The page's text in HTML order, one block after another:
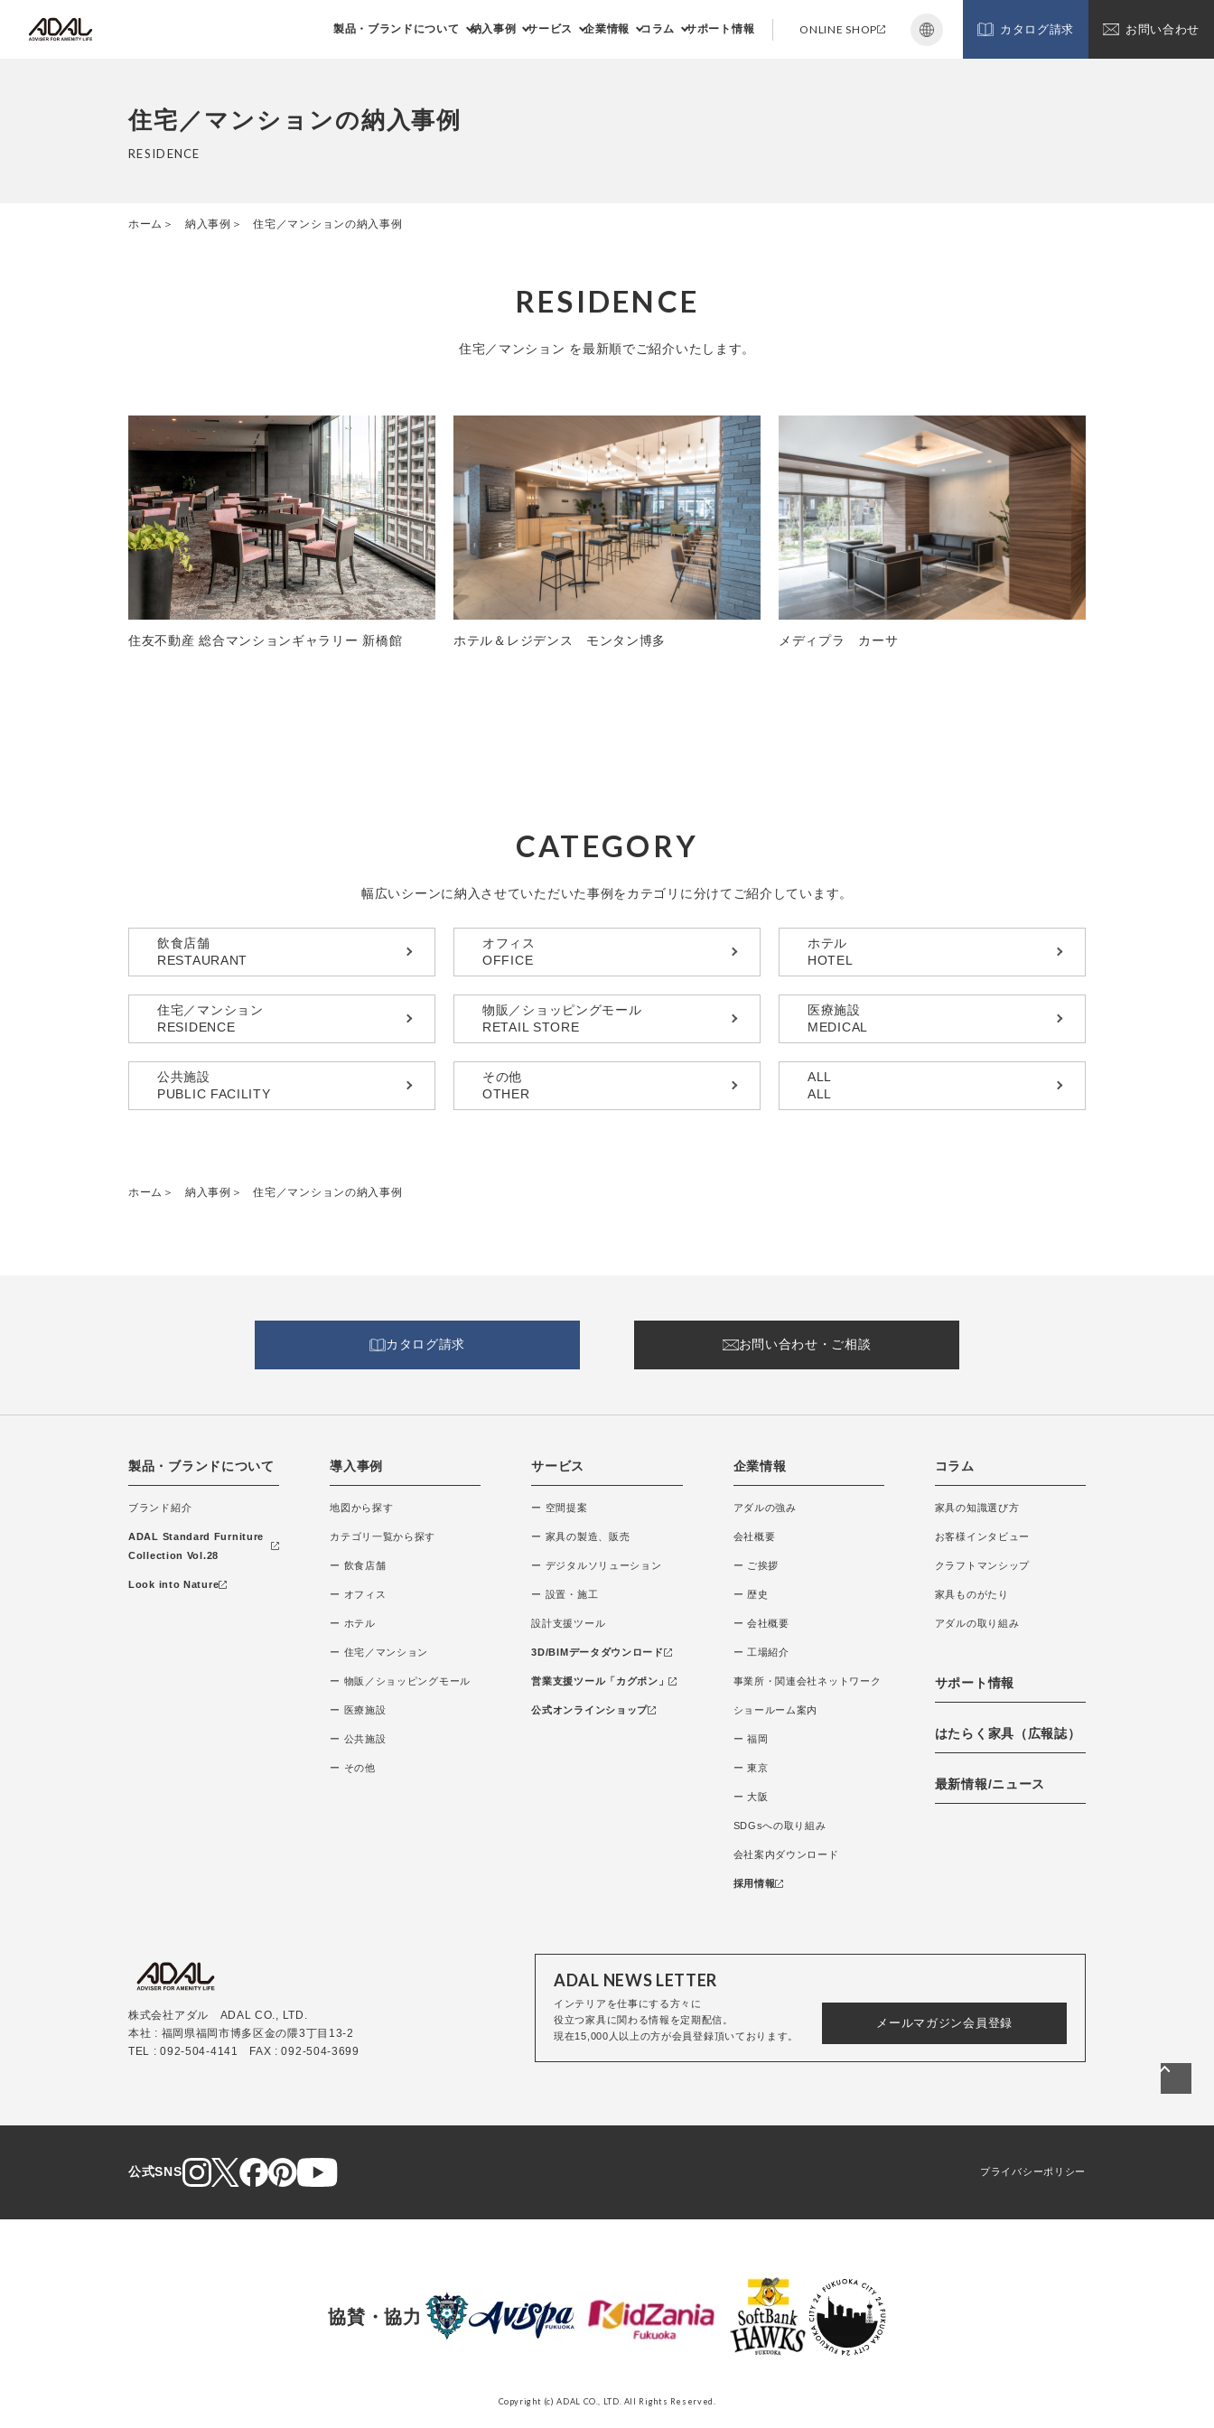
カタログ請求 お問い合わせ
製品・ブランドについて 納入事例 サービス 企業情報 コラム サポート情報 ONLINE SHOP
住宅／マンションの納入事例
RESIDENCE
ホーム 納入事例 住宅／マンションの納入事例
RESIDENCE
住宅／マンション を最新順でご紹介いたします。
住友不動産 総合マンションギャラリー 新橋館 ホテル＆レジデンス モンタン博多 メディプラ カーサ
CATEGORY
幅広いシーンに納入させていただいた事例をカテゴリに分けてご紹介しています。
飲食店舗
RESTAURANT
オフィス
OFFICE
ホテル
HOTEL
住宅／マンション
RESIDENCE
物販／ショッピングモール
RETAIL STORE
医療施設
MEDICAL
公共施設
PUBLIC FACILITY
その他
OTHER
ALL
ALL
ホーム 納入事例 住宅／マンションの納入事例
カタログ請求 お問い合わせ・ご相談
製品・ブランドについて
ブランド紹介
ADAL Standard Furniture
Collection Vol.28
Look into Nature
導入事例
地図から探す
カテゴリ一覧から探す
ー 飲食店舗
ー オフィス
ー ホテル
ー 住宅／マンション
ー 物販／ショッピングモール
ー 医療施設
ー 公共施設
ー その他
サービス
ー 空間提案
ー 家具の製造、販売
ー デジタルソリューション
ー 設置・施工
設計支援ツール
3D/BIMデータダウンロード
営業支援ツール「カグポン」
公式オンラインショップ
企業情報
アダルの強み
会社概要
ー ご挨拶
ー 歴史
ー 会社概要
ー 工場紹介
事業所・関連会社ネットワーク
ショールーム案内
ー 福岡
ー 東京
ー 大阪
SDGsへの取り組み
会社案内ダウンロード
採用情報
コラム
家具の知識選び方
お客様インタビュー
クラフトマンシップ
家具ものがたり
アダルの取り組み
サポート情報
はたらく家具（広報誌）
最新情報/ニュース
株式会社アダル ADAL CO., LTD.
本社 : 福岡県福岡市博多区金の隈3丁目13-2
TEL : 092-504-4141 FAX : 092-504-3699
ADAL NEWS LETTER
インテリアを仕事にする方々に
役立つ家具に関わる情報を定期配信。
現在15,000人以上の方が会員登録頂いております。
メールマガジン会員登録
公式SNS プライバシーポリシー
協賛・協力
Copyright (c) ADAL CO., LTD. All Rights Reserved.